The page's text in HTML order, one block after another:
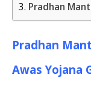
Pradhan
Pradhan
Awas Yojana